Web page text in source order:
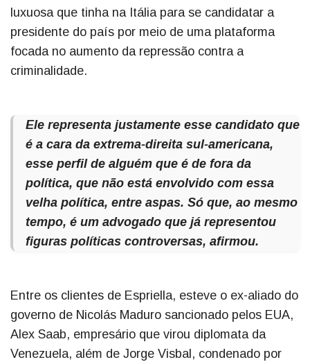
luxuosa que tinha na Itália para se candidatar a
presidente do país por meio de uma plataforma
focada no aumento da repressão contra a
criminalidade.
Ele representa justamente esse candidato que
é a cara da extrema-direita sul-americana,
esse perfil de alguém que é de fora da
política, que não está envolvido com essa
velha política, entre aspas. Só que, ao mesmo
tempo, é um advogado que já representou
figuras políticas controversas, afirmou.
Entre os clientes de Espriella, esteve o ex-aliado do
governo de Nicolás Maduro sancionado pelos EUA,
Alex Saab, empresário que virou diplomata da
Venezuela, além de Jorge Visbal, condenado por